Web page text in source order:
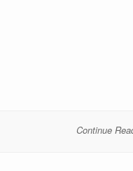
Continue